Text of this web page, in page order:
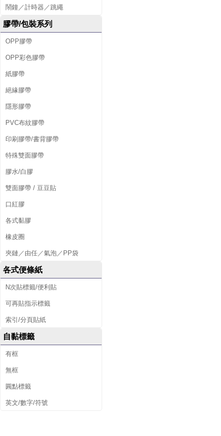
鬧鐘／計時器／跳繩
膠帶/包裝系列
OPP膠帶
OPP彩色膠帶
紙膠帶
絕緣膠帶
隱形膠帶
PVC布紋膠帶
印刷膠帶/書背膠帶
特殊雙面膠帶
膠水/白膠
雙面膠帶 / 豆豆貼
口紅膠
各式黏膠
橡皮圈
夾鏈／由任／氣泡／PP袋
各式便條紙
N次貼標籤/便利貼
可再貼指示標籤
索引/分頁貼紙
自黏標籤
有框
無框
圓點標籤
英文/數字/符號